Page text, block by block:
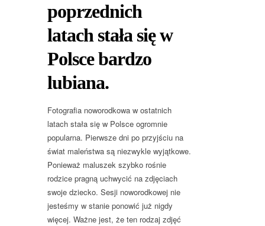
poprzednich
latach stała się w
Polsce bardzo
lubiana.
Fotografia noworodkowa w ostatnich
latach stała się w Polsce ogromnie
popularna. Pierwsze dni po przyjściu na
świat maleństwa są niezwykle wyjątkowe.
Ponieważ maluszek szybko rośnie
rodzice pragną uchwycić na zdjęciach
swoje dziecko. Sesji noworodkowej nie
jesteśmy w stanie ponowić już nigdy
więcej. Ważne jest, że ten rodzaj zdjęć